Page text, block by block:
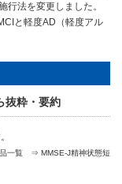
行法を変更しました。
と軽度AD（軽度アル
抜粋・要約
一覧 ⇒ MMSE-J精神状態短